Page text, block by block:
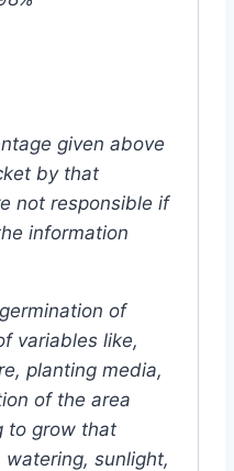
given above
by that
not responsible if
information
of
variables like,
planting media,
of the area
to grow that
sunlight,